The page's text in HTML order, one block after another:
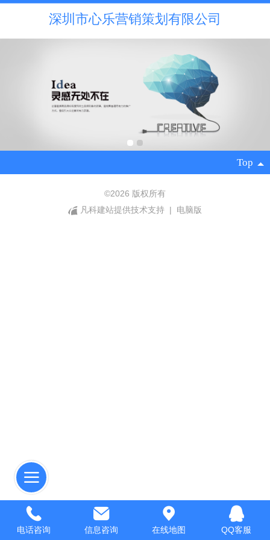
深圳市心乐营销策划有限公司
Top
©2026 版权所有
凡科建站提供技术支持
| 电脑版
电话咨询 信息咨询 在线地图 QQ客服